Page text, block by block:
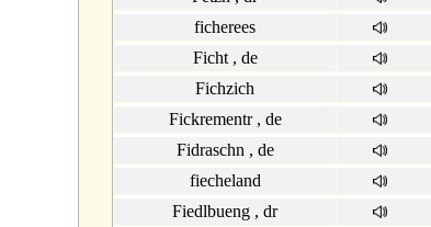
ficherees
Ficht , de
Fichzich
Fickrementr , de
Fidraschn , de
fiecheland
Fiedlbueng , dr